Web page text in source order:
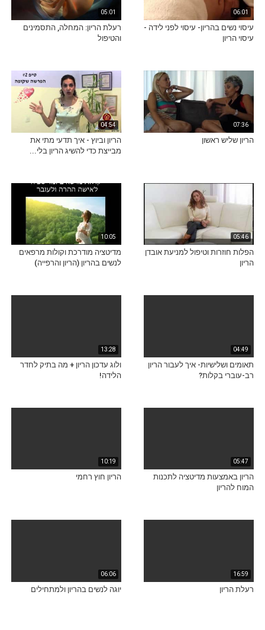
06:01
עיסוי נשים בהריון- עיסוי לפני לידה -
עיסוי הריון
05:01
רעלת הריון: המחלה, התסמינים
והטיפול
07:36
הריון שליש ראשון
04:54
הריון וביוץ - איך תדעי מתי את
מבייצת כדי להשיג הריון בלי...
05:46
הפלות חוזרות וטיפול למניעת אובדן
הריון
10:05
מדיטציה מודרכת וקולות מרפאים
לנשים בהריון (הריון והרפייה)
04:49
תאומים ושלישיות- איך לעבור הריון
רב-עוברי בקלות?
13:28
ולוג עדכון הריון + מה בתיק לחדר
הלידה!
05:47
הריון באמצעות מדיטציה לתכנות
המוח להריון
10:19
הריון חוץ רחמי
16:59
רעלת הריון
06:06
יוגה לנשים בהריון ולמתחילים